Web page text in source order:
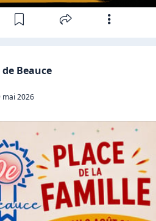
Beauce
mai 2026